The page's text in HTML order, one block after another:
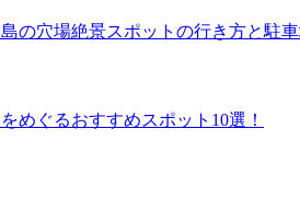
島の穴場絶景スポットの行き方と駐
めぐるおすすめスポット10選！